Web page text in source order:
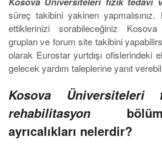
süreç takibini yakinen
ettiklerinizi sorabileceğiniz
grupları ve forum site takibini
olarak Eurostar yurtdışı ofislerindeki
gelecek yardım taleplerine yanıt
Kosova
rehabilitasyon
ayrıcalıkları nelerdir?